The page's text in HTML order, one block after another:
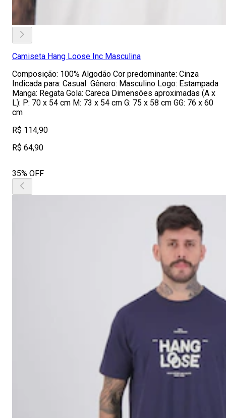
Camiseta Hang Loose Inc Masculina
Composição: 100% Algodão Cor predominante: Cinza
Indicada para: Casual Gênero: Masculino Logo: Estampada
Manga: Regata Gola: Careca Dimensões aproximadas (A x
L): P: 70 x 54 cm M: 73 x 54 cm G: 75 x 58 cm GG: 76 x 60
cm
R$ 114,90
R$ 64,90
35% OFF